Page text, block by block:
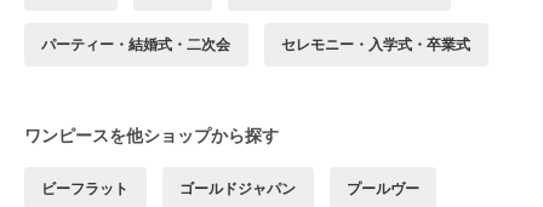
パーティー・結婚式・二次会 セレモニー・入学式・卒業式
ワンピースを他ショップから探す
ビーフラット ゴールドジャパン プールヴー